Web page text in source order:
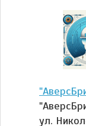
ул.